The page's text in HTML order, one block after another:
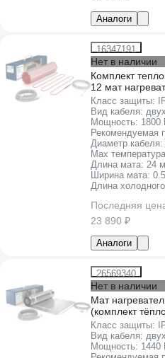
Аналоги
16347191
Нет в наличии
Комплект
12 мат
Класс защиты:
Вид кабеля:
Мощность: 1800
Рекомендуемая
Диаметр кабеля:
Max
Длина мата: 24 м
Ширина мата:
Длина
Последняя
23 890 ₽
Аналоги
26569340
Нет в наличии
Мат
(комплект
Класс защиты:
Вид кабеля:
Мощность: 1440